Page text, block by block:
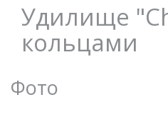
Удилище
кольцами
Фото